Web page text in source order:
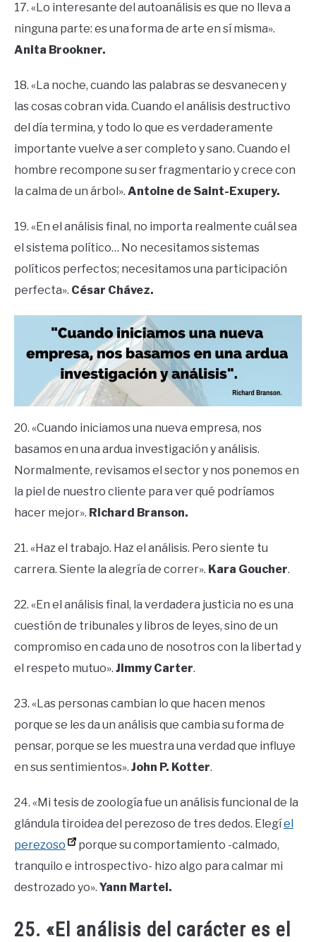
17. «Lo interesante del autoanálisis es que no lleva a
ninguna parte: es una forma de arte en sí misma».
Anita Brookner.
18. «La noche, cuando las palabras se desvanecen y
las cosas cobran vida. Cuando el análisis destructivo
del día termina, y todo lo que es verdaderamente
importante vuelve a ser completo y sano. Cuando el
hombre recompone su ser fragmentario y crece con
la calma de un árbol». Antoine de Saint-Exupery.
19. «En el análisis final, no importa realmente cuál sea
el sistema político… No necesitamos sistemas
políticos perfectos; necesitamos una participación
perfecta». César Chávez.
20. «Cuando iniciamos una nueva empresa, nos
basamos en una ardua investigación y análisis.
Normalmente, revisamos el sector y nos ponemos en
la piel de nuestro cliente para ver qué podríamos
hacer mejor». Richard Branson.
21. «Haz el trabajo. Haz el análisis. Pero siente tu
carrera. Siente la alegría de correr». Kara Goucher.
22. «En el análisis final, la verdadera justicia no es una
cuestión de tribunales y libros de leyes, sino de un
compromiso en cada uno de nosotros con la libertad y
el respeto mutuo». Jimmy Carter.
23. «Las personas cambian lo que hacen menos
porque se les da un análisis que cambia su forma de
pensar, porque se les muestra una verdad que influye
en sus sentimientos». John P. Kotter.
24. «Mi tesis de zoología fue un análisis funcional de la
glándula tiroidea del perezoso de tres dedos. Elegíel
perezoso
porque su comportamiento -calmado,
tranquilo e introspectivo- hizo algo para calmar mi
destrozado yo». Yann Martel.
25. «El análisis del carácter es el